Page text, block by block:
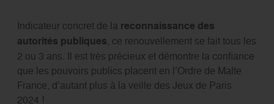
Indicateur concret de la reconnaissance des
autorités publiques, ce renouvellement se fait tous les
2 ou 3 ans. Il est très précieux et démontre la confiance
que les pouvoirs publics placent en l’Ordre de Malte
France, d’autant plus à la veille des Jeux de Paris
2024 !